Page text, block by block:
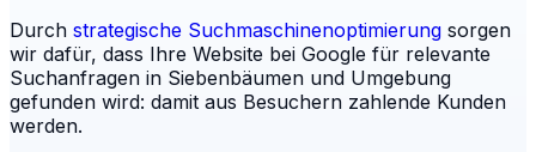
Durch strategische Suchmaschinenoptimierung sorgen
wir dafür, dass Ihre Website bei Google für relevante
Suchanfragen in Siebenbäumen und Umgebung
gefunden wird: damit aus Besuchern zahlende Kunden
werden.